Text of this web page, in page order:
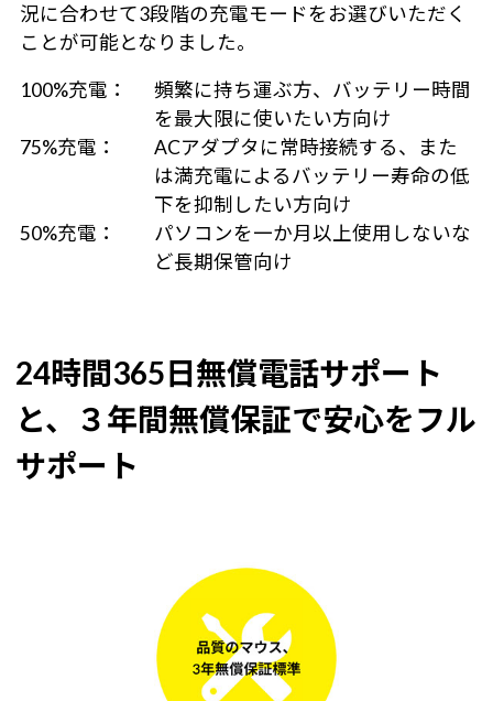
況に合わせて3段階の充電モードをお選びいただく
ことが可能となりました。
100%充電：
頻繁に持ち運ぶ方、バッテリー時間
を最大限に使いたい方向け
75%充電：
ACアダプタに常時接続する、また
は満充電によるバッテリー寿命の低
下を抑制したい方向け
50%充電：
パソコンを一か月以上使用しないな
ど長期保管向け
24時間365日無償電話サポート
と、３年間無償保証で安心をフル
サポート